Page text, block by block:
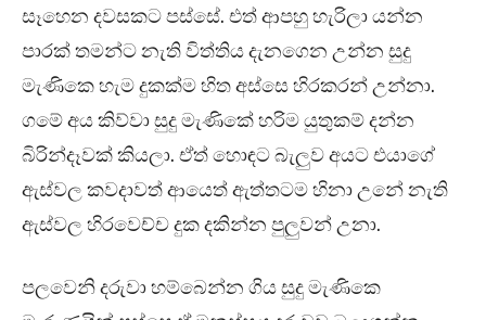
සෑහෙන දවසකට පස්සේ. එත් ආපහු හැරිලා යන්න
පාරක් තමන්ට නැති විත්තිය දැනගෙන උන්න සුදු
මැණිකෙ හැම දුකක්ම හිත අස්සෙ හිරකරන් උන්නා.
ගමේ අය කිව්වා සුදු මැණිකේ හරිම යුතුකම් දන්න
බිරින්දෑවක් කියලා. ඒත් හොඳට බැලුව අයට එයාගේ
ඇස්වල කවදාවත් ආයෙත් ඇත්තටම හිනා උනේ නැති
ඇස්වල හිරවෙච්ච දුක දකින්න පුලුවන් උනා.
පලවෙනි දරුවා හම්බෙන්න ගිය සුදු මැණිකෙ